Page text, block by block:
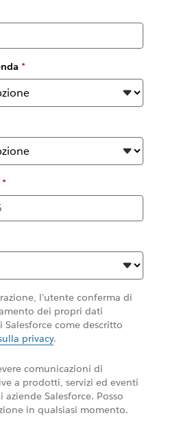
*
l’utente conferma di
dei propri dati
come descritto
privacy.
comunicazioni di
a prodotti, servizi ed eventi
Salesforce. Posso
in qualsiasi momento.